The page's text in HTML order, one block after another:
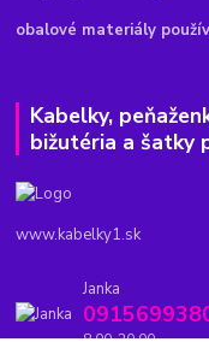
obalové materiály
Kabelky,
bižutéria a šatky
www.kabelky1.sk
Janka
8.00-20.00